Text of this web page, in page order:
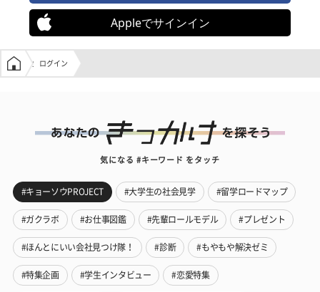
Appleでサインイン
学生の窓口トップ
ログイン
気になる #キーワード をタッチ
#キョーソウPROJECT #大学生の社会見学 #留学ロードマップ
#ガクラボ #お仕事図鑑 #先輩ロールモデル #プレゼント
#ほんとにいい会社見つけ隊！ #診断 #もやもや解決ゼミ
#特集企画 #学生インタビュー #恋愛特集